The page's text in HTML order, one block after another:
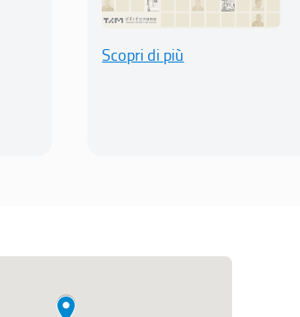
Scopri di più